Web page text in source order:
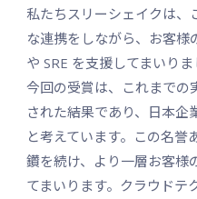
私たちスリーシェイクは、
な連携をしながら、お客
や SRE を支援してまいりま
今回の受賞は、これまでの
された結果であり、日本企
と考えています。この名誉
鑽を続け、より一層お客様
てまいります。クラウドテ